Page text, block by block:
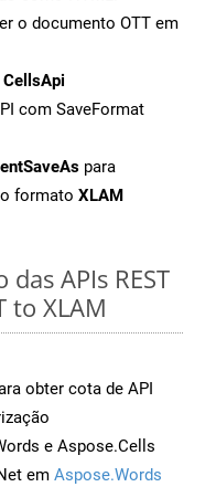
o documento OTT em
com SaveFormat
para
formato XLAM
APIs REST
to XLAM
obter cota de API
e Aspose.Cells
em Aspose.Words